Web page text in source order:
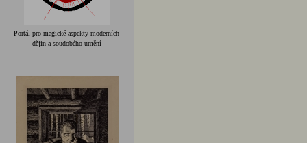
Portál pro magické aspekty moderních
dějin a soudobého umění